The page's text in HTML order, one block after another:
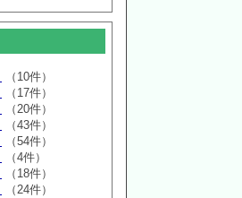
（10件）
（17件）
（20件）
（43件）
（54件）
（4件）
（18件）
（24件）